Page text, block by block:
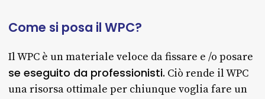
Come si posa il WPC?
Il WPC è un materiale veloce da fissare e /o posare
se eseguito da professionisti. Ciò rende il WPC
una risorsa ottimale per chiunque voglia fare un